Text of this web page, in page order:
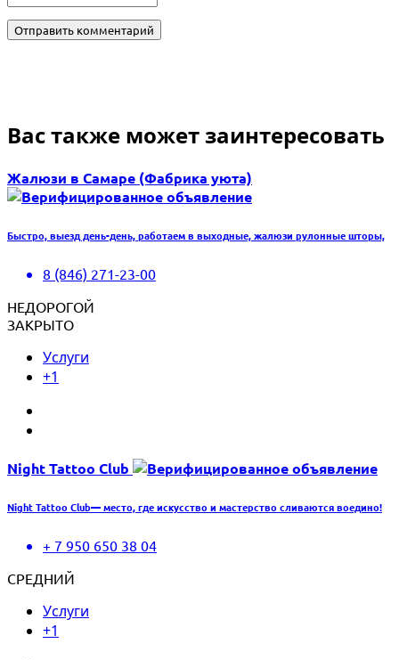
Вас также может заинтересовать
Жалюзи в Самаре (Фабрика уюта)
Быстро, выезд день-день, работаем в выходные, жалюзи рулонные шторы,
8 (846) 271-23-00
НЕДОРОГОЙ
ЗАКРЫТО
Услуги
+1
Night Tattoo Club
Night Tattoo Club— место, где искусство и мастерство сливаются воедино!
+ 7 950 650 38 04
СРЕДНИЙ
Услуги
+1